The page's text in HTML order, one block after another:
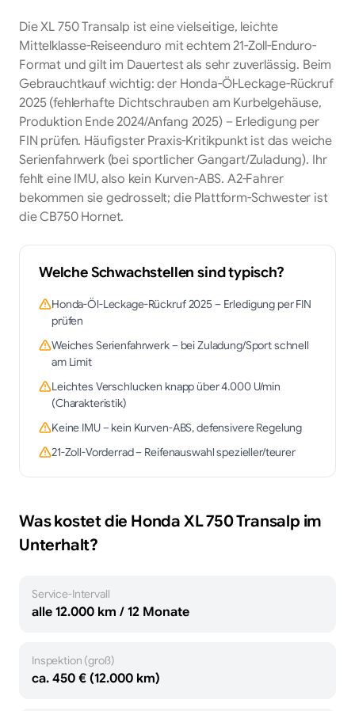
Die XL 750 Transalp ist eine vielseitige, leichte
Mittelklasse-Reiseenduro mit echtem 21-Zoll-Enduro-
Format und gilt im Dauertest als sehr zuverlässig. Beim
Gebrauchtkauf wichtig: der Honda-Öl-Leckage-Rückruf
2025 (fehlerhafte Dichtschrauben am Kurbelgehäuse,
Produktion Ende 2024/Anfang 2025) – Erledigung per
FIN prüfen. Häufigster Praxis-Kritikpunkt ist das weiche
Serienfahrwerk (bei sportlicher Gangart/Zuladung). Ihr
fehlt eine IMU, also kein Kurven-ABS. A2-Fahrer
bekommen sie gedrosselt; die Plattform-Schwester ist
die CB750 Hornet.
Welche Schwachstellen sind typisch?
Honda-Öl-Leckage-Rückruf 2025 – Erledigung per FIN
prüfen
Weiches Serienfahrwerk – bei Zuladung/Sport schnell
am Limit
Leichtes Verschlucken knapp über 4.000 U/min
(Charakteristik)
Keine IMU – kein Kurven-ABS, defensivere Regelung
21-Zoll-Vorderrad – Reifenauswahl spezieller/teurer
Was kostet dieHondaXL 750 Transalpim
Unterhalt?
Service-Intervall
alle 12.000 km / 12 Monate
Inspektion (groß)
ca. 450 € (12.000 km)